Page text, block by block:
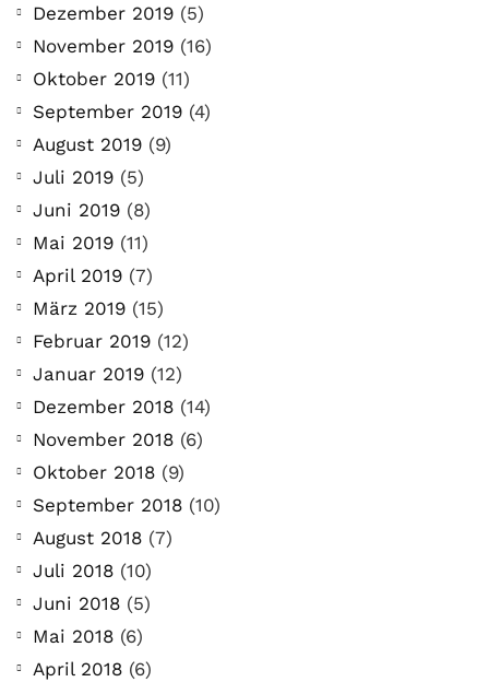
Dezember 2019 (5)
November 2019 (16)
Oktober 2019 (11)
September 2019 (4)
August 2019 (9)
Juli 2019 (5)
Juni 2019 (8)
Mai 2019 (11)
April 2019 (7)
März 2019 (15)
Februar 2019 (12)
Januar 2019 (12)
Dezember 2018 (14)
November 2018 (6)
Oktober 2018 (9)
September 2018 (10)
August 2018 (7)
Juli 2018 (10)
Juni 2018 (5)
Mai 2018 (6)
April 2018 (6)